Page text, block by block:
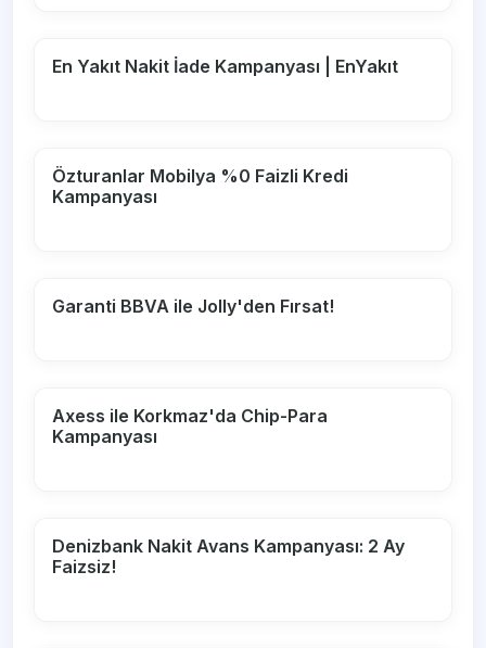
En Yakıt Nakit İade Kampanyası | EnYakıt
Özturanlar Mobilya %0 Faizli Kredi
Kampanyası
Garanti BBVA ile Jolly'den Fırsat!
Axess ile Korkmaz'da Chip-Para
Kampanyası
Denizbank Nakit Avans Kampanyası: 2 Ay
Faizsiz!